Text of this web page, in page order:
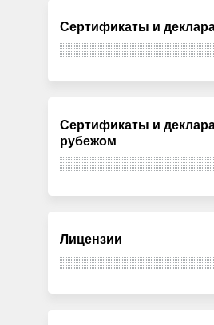
Сертификаты и
Сертификаты и
рубежом
Лицензии